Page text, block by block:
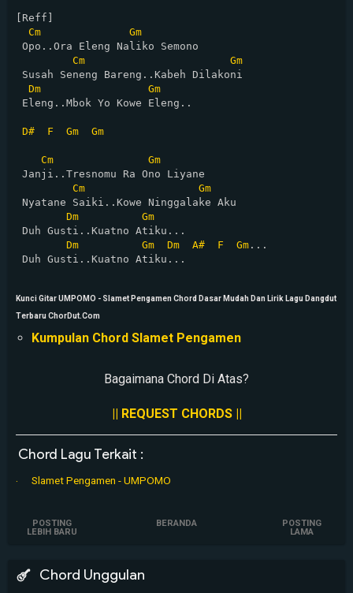
[Reff]
Cm
Gm
Opo..Ora Eleng Naliko Semono
Cm
Gm
Susah Seneng Bareng..Kabeh Dilakoni
Dm
Gm
Eleng..Mbok Yo Kowe Eleng..
D# F Gm Gm
Cm
Gm
Janji..Tresnomu Ra Ono Liyane
Cm
Gm
Nyatane Saiki..Kowe Ninggalake Aku
Dm
Gm
Duh Gusti..Kuatno Atiku...
Dm
Gm Dm A# F Gm ...
Duh Gusti..Kuatno Atiku...
Kunci Gitar UMPOMO - Slamet Pengamen Chord Dasar Mudah Dan Lirik Lagu Dangdut
Terbaru ChorDut.Com
Kumpulan Chord Slamet Pengamen
Bagaimana Chord Di Atas?
|| REQUEST CHORDS ||
Chord Lagu Terkait :
Slamet Pengamen - UMPOMO
POSTING
LEBIH BARU
POSTING
LAMA
BERANDA
Chord Unggulan